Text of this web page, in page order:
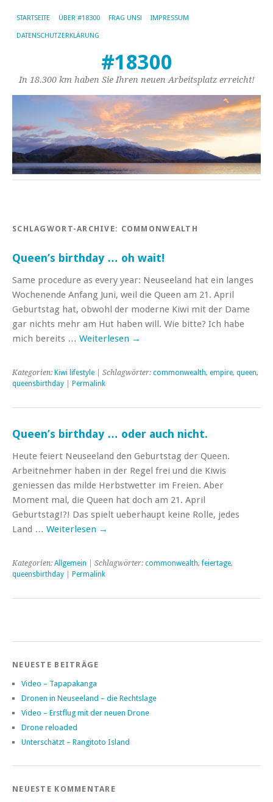
STARTSEITE ÜBER #18300 FRAG UNS! IMPRESSUM
DATENSCHUTZERKLÄRUNG
#18300
In 18.300 km haben Sie Ihren neuen Arbeitsplatz erreicht!
SCHLAGWORT-ARCHIVE: COMMONWEALTH
Queen’s birthday … oh wait!
Same procedure as every year: Neuseeland hat ein langes
Wochenende Anfang Juni, weil die Queen am 21. April
Geburtstag hat, obwohl der moderne Kiwi mit der Dame
gar nichts mehr am Hut haben will. Wie bitte? Ich habe
mich bereits … Weiterlesen →
Kategorien: Kiwi lifestyle | Schlagwörter: commonwealth, empire, queen,
queensbirthday
Permalink
Queen’s birthday … oder auch nicht.
Heute feiert Neuseeland den Geburtstag der Queen.
Arbeitnehmer haben in der Regel frei und die Kiwis
geniessen das milde Herbstwetter im Freien. Aber
Moment mal, die Queen hat doch am 21. April
Geburtstag!?! Das spielt ueberhaupt keine Rolle, jedes
Land … Weiterlesen →
Kategorien: Allgemein | Schlagwörter: commonwealth,feiertage,
queensbirthday
Permalink
NEUESTE BEITRÄGE
Video – Tapapakanga
Dronen in Neuseeland – die Rechtslage
Video – Erstflug mit der neuen Drone
Drone reloaded
Unterschätzt – Rangitoto Island
NEUESTE KOMMENTARE